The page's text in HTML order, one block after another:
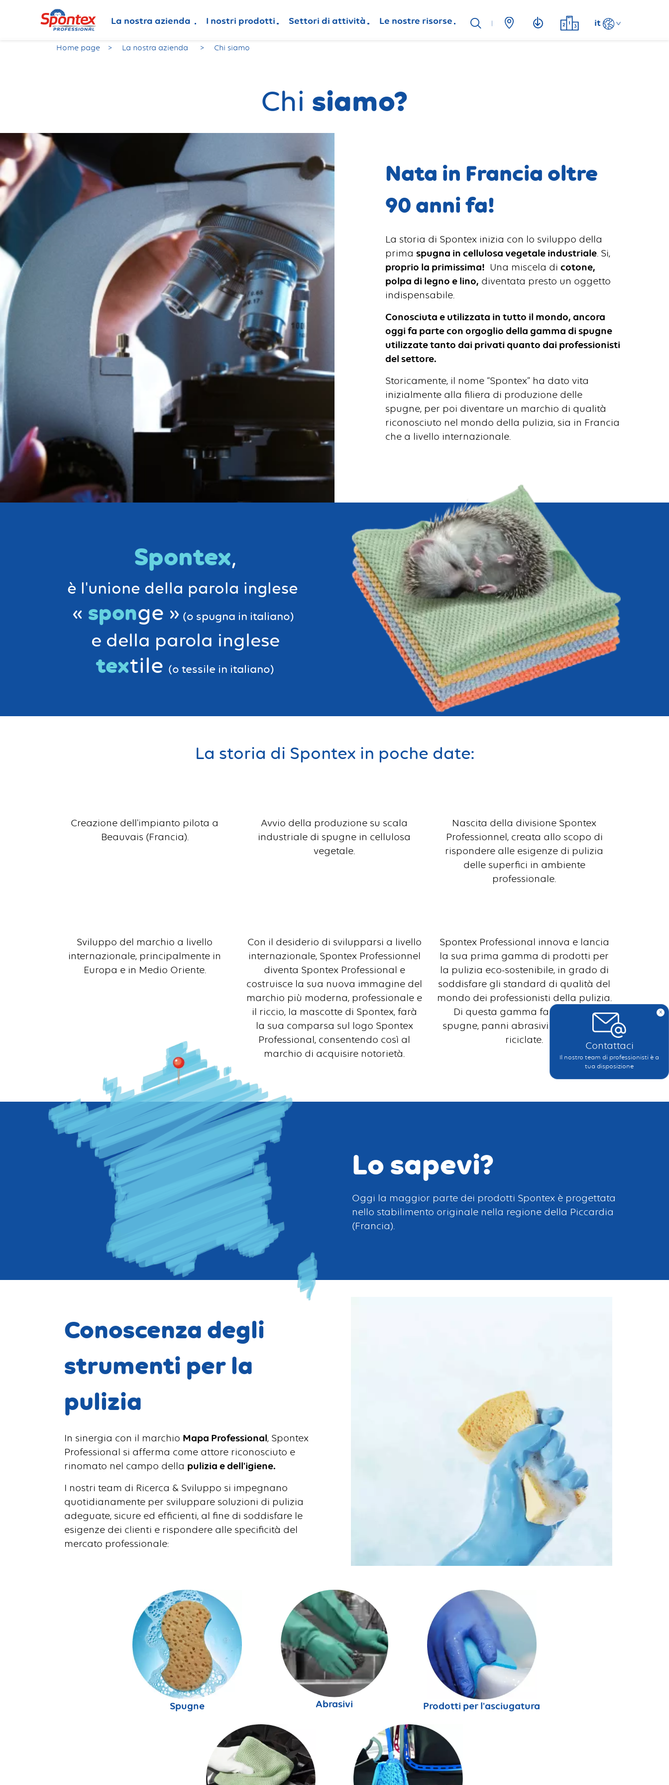
La nostra azienda I nostri prodotti Settori di attività Le nostre risorse it
Home page La nostra azienda Chi siamo
Chi siamo?
Nata in Francia oltre
90 anni fa!
La storia di Spontex inizia con lo sviluppo della
prima spugna in cellulosa vegetale industriale. Si,
proprio la primissima! Una miscela di cotone,
polpa di legno e lino, diventata presto un oggetto
indispensabile.
Conosciuta e utilizzata in tutto il mondo, ancora
oggi fa parte con orgoglio della gamma di spugne
utilizzate tanto dai privati quanto dai professionisti
del settore.
Storicamente, il nome “Spontex” ha dato vita
inizialmente alla filiera di produzione delle
spugne, per poi diventare un marchio di qualità
riconosciuto nel mondo della pulizia, sia in Francia
che a livello internazionale.
Spontex,
è l'unione della parola inglese
« sponge » (o spugna in italiano)
e della parola inglese
textile (o tessile in italiano)
La storia di Spontex in poche date:
Creazione dell'impianto pilota a
Beauvais (Francia).
Avvio della produzione su scala
industriale di spugne in cellulosa
vegetale.
Nascita della divisione Spontex
Professionnel, creata allo scopo di
rispondere alle esigenze di pulizia
delle superfici in ambiente
professionale.
Sviluppo del marchio a livello
internazionale, principalmente in
Europa e in Medio Oriente.
Con il desiderio di svilupparsi a livello
internazionale, Spontex Professionnel
diventa Spontex Professional e
costruisce la sua nuova immagine del
marchio più moderna, professionale e
il riccio, la mascotte di Spontex, farà
la sua comparsa sul logo Spontex
Professional, consentendo così al
marchio di acquisire notorietà.
Spontex Professional innova e lancia
la sua prima gamma di prodotti per
la pulizia eco-sostenibile, in grado di
soddisfare gli standard di qualità del
mondo dei professionisti della pulizia.
Di questa gamma fanno parte
spugne, panni abrasivi e microfibre
riciclate.
Lo sapevi?
Oggi la maggior parte dei prodotti Spontex è progettata
nello stabilimento originale nella regione della Piccardia
(Francia).
Conoscenza degli
strumenti per la
pulizia
In sinergia con il marchio Mapa Professional, Spontex
Professional si afferma come attore riconosciuto e
rinomato nel campo della pulizia e dell'igiene.
I nostri team di Ricerca & Sviluppo si impegnano
quotidianamente per sviluppare soluzioni di pulizia
adeguate, sicure ed efficienti, al fine di soddisfare le
esigenze dei clienti e rispondere alle specificità del
mercato professionale:
Spugne Abrasivi Prodotti per l'asciugatura
x
Contattaci
Il nostro team di professionisti è a
tua disposizione